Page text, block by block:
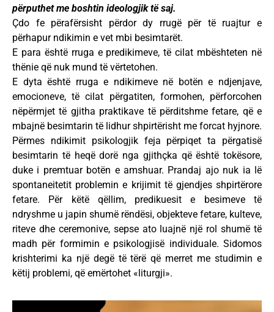
përputhet me boshtin ideologjik të saj.
Çdo fe përafërsisht përdor dy rrugë për të ruajtur e
përhapur ndikimin e vet mbi besimtarët.
E para është rruga e predikimeve, të cilat mbështeten në
thënie që nuk mund të vërtetohen.
E dyta është rruga e ndikimeve në botën e ndjenjave,
emocioneve, të cilat përgatiten, formohen, përforcohen
nëpërmjet të gjitha praktikave të përditshme fetare, që e
mbajnë besimtarin të lidhur shpirtërisht me forcat hyjnore.
Përmes ndikimit psikologjik feja përpiqet ta përgatisë
besimtarin të heqë dorë nga gjithçka që është tokësore,
duke i premtuar botën e amshuar. Prandaj ajo nuk ia lë
spontaneitetit problemin e krijimit të gjendjes shpirtërore
fetare. Për këtë qëllim, predikuesit e besimeve të
ndryshme u japin shumë rëndësi, objekteve fetare, kulteve,
riteve dhe ceremonive, sepse ato luajnë një rol shumë të
madh për formimin e psikologjisë individuale. Sidomos
krishterimi ka një degë të tërë që merret me studimin e
këtij problemi, që emërtohet «liturgji».